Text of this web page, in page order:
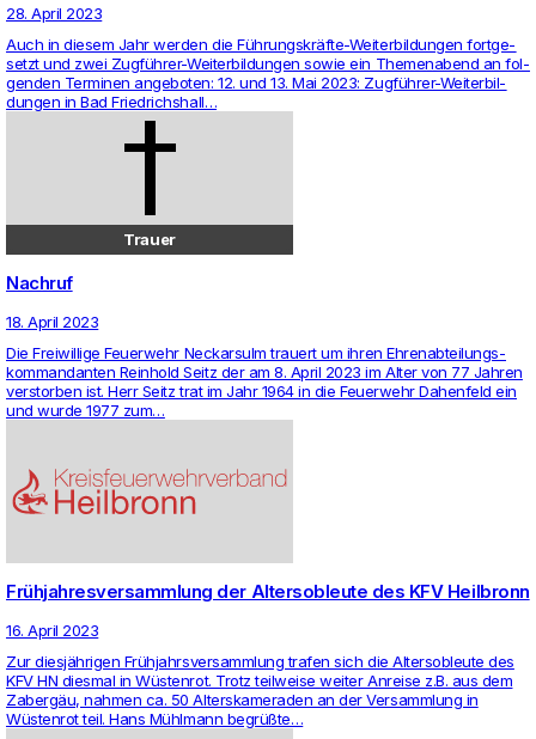
28. April 2023
Auch in diesem Jahr werden die Führungskräfte-Wei­ter­bil­dungen fort­ge­
setzt und zwei Zugführer-Wei­ter­bil­dungen sowie ein The­men­abend an fol­
genden Ter­minen ange­boten: 12. und 13. Mai 2023: Zugführer-Wei­ter­bil­
dungen in Bad Fried­richs­hall…
Trauer
Nachruf
18. April 2023
Die Frei­wil­lige Feu­er­wehr Neckar­sulm trauert um ihren Ehren­ab­tei­lungs­
kom­man­danten Rein­hold Seitz der am 8. April 2023 im Alter von 77 Jahren
ver­storben ist. Herr Seitz trat im Jahr 1964 in die Feu­er­wehr Dahen­feld ein
und wurde 1977 zum…
Frühjahresversammlung der Altersobleute des KFV Heilbronn
16. April 2023
Zur diesjährigen Frühjahrs­ver­samm­lung trafen sich die Alters­ob­leute des
KFV HN diesmal in Wüstenrot. Trotz teil­weise weiter Anreise z.B. aus dem
Zabergäu, nahmen ca. 50 Alters­ka­me­raden an der Ver­samm­lung in
Wüstenrot teil. Hans Mühlmann begrüßte…